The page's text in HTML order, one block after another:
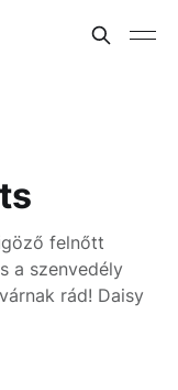
felnőtt
a szenvedély
rád! Daisy